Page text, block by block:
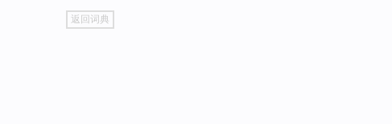
go
top
返回词典